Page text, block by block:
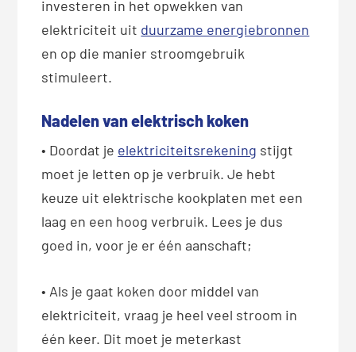
investeren in het opwekken van
elektriciteit uit duurzame energiebronnen
en op die manier stroomgebruik
stimuleert.
Nadelen van elektrisch koken
• Doordat je elektriciteitsrekening stijgt
moet je letten op je verbruik. Je hebt
keuze uit elektrische kookplaten met een
laag en een hoog verbruik. Lees je dus
goed in, voor je er één aanschaft;
• Als je gaat koken door middel van
elektriciteit, vraag je heel veel stroom in
één keer. Dit moet je meterkast